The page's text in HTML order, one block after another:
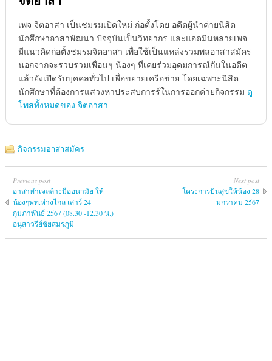
เพจ จิตอาสา เป็นชมรมเปิดใหม่ ก่อตั้งโดย อดีตผู้นำค่ายนิสิต
นักศึกษาอาสาพัฒนา ปัจจุบันเป็นวิทยากร และแอดมินหลายเพจ
มีแนวคิดก่อตั้งชมรมจิตอาสา เพื่อใช้เป็นแหล่งรวมพลอาสาสมัคร
นอกจากจะรวบรวมเพื่อนๆ น้องๆ ที่เคยร่วมอุดมการณ์กันในอดีต
แล้วยังเปิดรับบุคคลทั่วไป เพื่อขยายเครือข่าย โดยเฉพาะนิสิต
นักศึกษาที่ต้องการแสวงหาประสบการร์ในการออกค่ายกิจกรรม ดู
โพสทั้งหมดของ จิตอาสา
กิจกรรมอาสาสมัคร
Previous post
อาสาทำเจลล้างมืออนามัย ให้
น้องๆพท.ห่างไกล เสาร์ 24
กุมภาพันธ์ 2567 (08.30 -12.30 น.)
อนุสาวรีย์ชัยสมรภูมิ
Next post
โครงการปันสุขให้น้อง 28
มกราคม 2567